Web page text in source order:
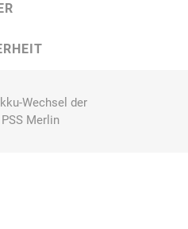
Wechsel der
Merlin